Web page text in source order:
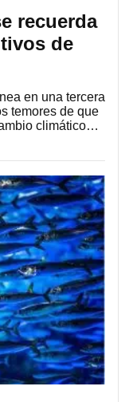
recuerda
de
en una tercera
temores de que
climático…